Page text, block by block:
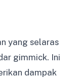
yang selaras
gimmick. Ini
dampak